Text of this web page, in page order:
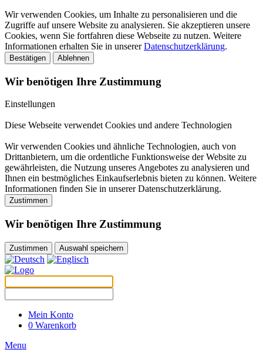
Wir verwenden Cookies, um Inhalte zu personalisieren und die
Zugriffe auf unsere Website zu analysieren. Sie akzeptieren unsere
Cookies, wenn Sie fortfahren diese Webseite zu nutzen. Weitere
Informationen erhalten Sie in unsererDatenschutzerklärung.
Bestätigen Ablehnen
Wir benötigen Ihre Zustimmung
Einstellungen
Diese Webseite verwendet Cookies und andere Technologien
Wir verwenden Cookies und ähnliche Technologien, auch von
Drittanbietern, um die ordentliche Funktionsweise der Website zu
gewährleisten, die Nutzung unseres Angebotes zu analysieren und
Ihnen ein bestmögliches Einkaufserlebnis bieten zu können. Weitere
Informationen finden Sie in unserer Datenschutzerklärung.
Zustimmen
Wir benötigen Ihre Zustimmung
Zustimmen Auswahl speichern
Mein Konto
0 Warenkorb
Menu